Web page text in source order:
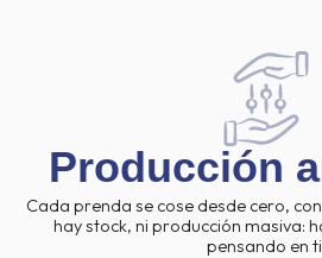
Producción
Cada prenda se cose desde cero,
hay stock, ni producción masiva:
pensando en